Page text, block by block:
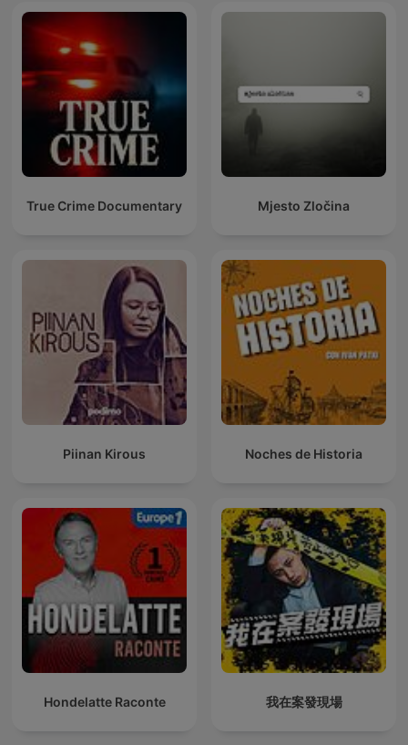
True Crime Documentary Mjesto Zločina
Piinan Kirous Noches de Historia
Hondelatte Raconte 我在案發現場